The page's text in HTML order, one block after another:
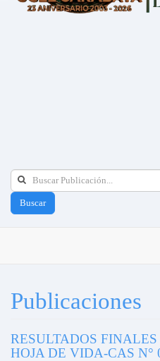
Buscar
Publicaciones
RESULTADOS
HOJA DE VIDA-CAS N°